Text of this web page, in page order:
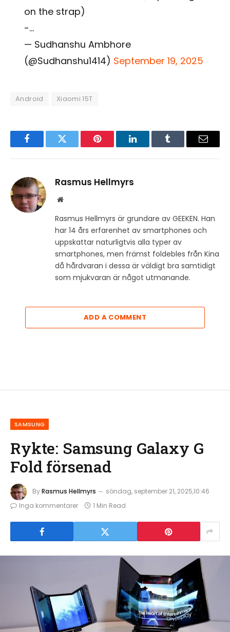
on the strap)
-…
— Sudhanshu Ambhore
(@Sudhanshu1414) September 19, 2025
Android Xiaomi 15T
FacebookTwitter Pinterest LinkedInTumblr Email
Rasmus Hellmyrs
Website
Rasmus Hellmyrs är grundare av GEEKEN. Han
har 14 års erfarenhet av smartphones och
uppskattar naturligtvis alla typer av
smartphones, men främst foldebles från Kina
då hårdvaran i dessa är väldigt bra samtidigt
som mjukvaran är något utmanande.
ADD A COMMENT
SAMSUNG
Rykte: Samsung Galaxy G
Fold försenad
ByRasmus Hellmyrs
söndag, september 21, 2025,10:46
Inga kommentarer
1 Min Read